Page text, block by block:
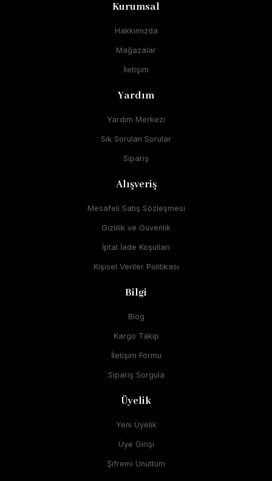
Kurumsal
Hakkımızda
Mağazalar
İletişim
Yardım
Yardım Merkezi
Sık Sorulan Sorular
Sipariş
Alışveriş
Mesafeli Satış Sözleşmesi
Gizlilik ve Güvenlik
İptal İade Koşullari
Kişisel Veriler Politikası
Bilgi
Blog
Kargo Takip
İletişim Formu
Sipariş Sorgula
Üyelik
Yeni Üyelik
Üye Girişi
Şifremi Unuttum